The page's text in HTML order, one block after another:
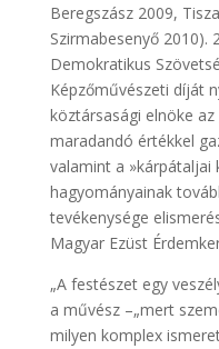
Beregszász 2009,
Szirmabesenyő 2010).
Demokratikus
Képzőművészeti díját
köztársasági elnöke
maradandó értékkel
valamint a »kárpátaljai
hagyományainak
tevékenysége
Magyar Ezüst
„A festészet egy
a művész –„mert
milyen komplex